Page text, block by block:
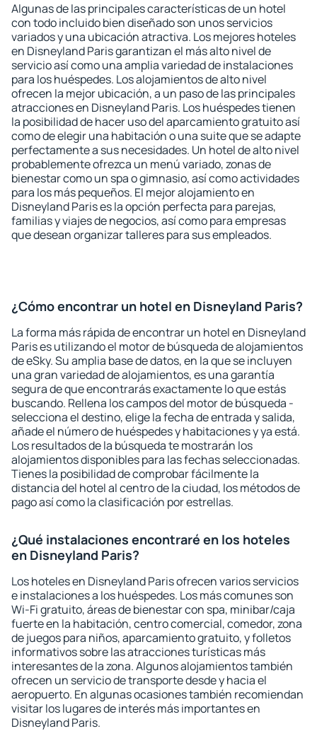
Algunas de las principales características de un hotel
con todo incluido bien diseñado son unos servicios
variados y una ubicación atractiva. Los mejores hoteles
en Disneyland Paris garantizan el más alto nivel de
servicio así como una amplia variedad de instalaciones
para los huéspedes. Los alojamientos de alto nivel
ofrecen la mejor ubicación, a un paso de las principales
atracciones en Disneyland Paris. Los huéspedes tienen
la posibilidad de hacer uso del aparcamiento gratuito así
como de elegir una habitación o una suite que se adapte
perfectamente a sus necesidades. Un hotel de alto nivel
probablemente ofrezca un menú variado, zonas de
bienestar como un spa o gimnasio, así como actividades
para los más pequeños. El mejor alojamiento en
Disneyland Paris es la opción perfecta para parejas,
familias y viajes de negocios, así como para empresas
que desean organizar talleres para sus empleados.
¿Cómo encontrar un hotel en Disneyland Paris?
La forma más rápida de encontrar un hotel en Disneyland
Paris es utilizando el motor de búsqueda de alojamientos
de eSky. Su amplia base de datos, en la que se incluyen
una gran variedad de alojamientos, es una garantía
segura de que encontrarás exactamente lo que estás
buscando. Rellena los campos del motor de búsqueda -
selecciona el destino, elige la fecha de entrada y salida,
añade el número de huéspedes y habitaciones y ya está.
Los resultados de la búsqueda te mostrarán los
alojamientos disponibles para las fechas seleccionadas.
Tienes la posibilidad de comprobar fácilmente la
distancia del hotel al centro de la ciudad, los métodos de
pago así como la clasificación por estrellas.
¿Qué instalaciones encontraré en los hoteles
en Disneyland Paris?
Los hoteles en Disneyland Paris ofrecen varios servicios
e instalaciones a los huéspedes. Los más comunes son
Wi-Fi gratuito, áreas de bienestar con spa, minibar/caja
fuerte en la habitación, centro comercial, comedor, zona
de juegos para niños, aparcamiento gratuito, y folletos
informativos sobre las atracciones turísticas más
interesantes de la zona. Algunos alojamientos también
ofrecen un servicio de transporte desde y hacia el
aeropuerto. En algunas ocasiones también recomiendan
visitar los lugares de interés más importantes en
Disneyland Paris.